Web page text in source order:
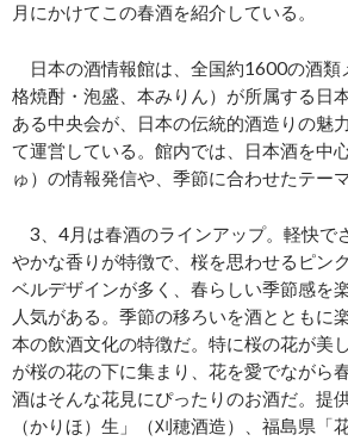
月にかけてこの春酒を紹介している。
日本の酒情報館は、全国約1600の酒類
格焼酎・泡盛、本みりん）が所属する日
ある中央会が、日本の伝統的酒造りの魅
て運営している。館内では、日本酒を中
ゅ）の情報発信や、季節に合わせたテー
3、4月は春酒のラインアップ。軽快で
やかな香りが特徴で、桜を思わせるピン
ベルデザインが多く、春らしい季節感を
人気がある。季節の移ろいを酒とともに
本の飲酒文化の特徴だ。特に桜の花が美
が桜の花の下に集まり、花を愛でながら
酒はそんな花見にぴったりのお酒だ。提
（かりほ）生」（刈穂酒造）、福島県「